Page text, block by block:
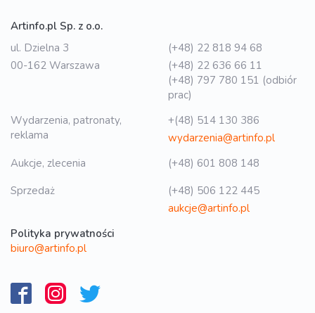
Artinfo.pl Sp. z o.o.
ul. Dzielna 3
00-162 Warszawa
(+48) 22 818 94 68
(+48) 22 636 66 11
(+48) 797 780 151 (odbiór
prac)
Wydarzenia, patronaty,
reklama
+(48) 514 130 386
wydarzenia@artinfo.pl
Aukcje, zlecenia
(+48) 601 808 148
Sprzedaż
(+48) 506 122 445
aukcje@artinfo.pl
Polityka prywatności
biuro@artinfo.pl